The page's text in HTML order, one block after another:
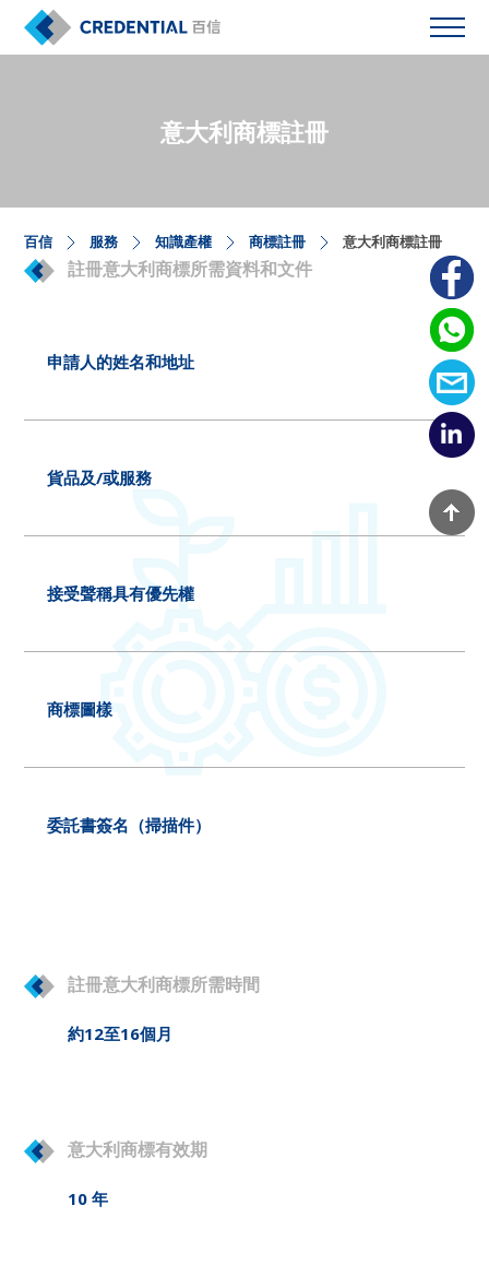
意大利商標註冊
百信 服務 知識產權 商標註冊 意大利商標註冊
註冊意大利商標所需資料和文件
申請人的姓名和地址
貨品及/或服務
接受聲稱具有優先權
商標圖樣
委託書簽名（掃描件）
註冊意大利商標所需時間
約12至16個月
意大利商標有效期
10 年